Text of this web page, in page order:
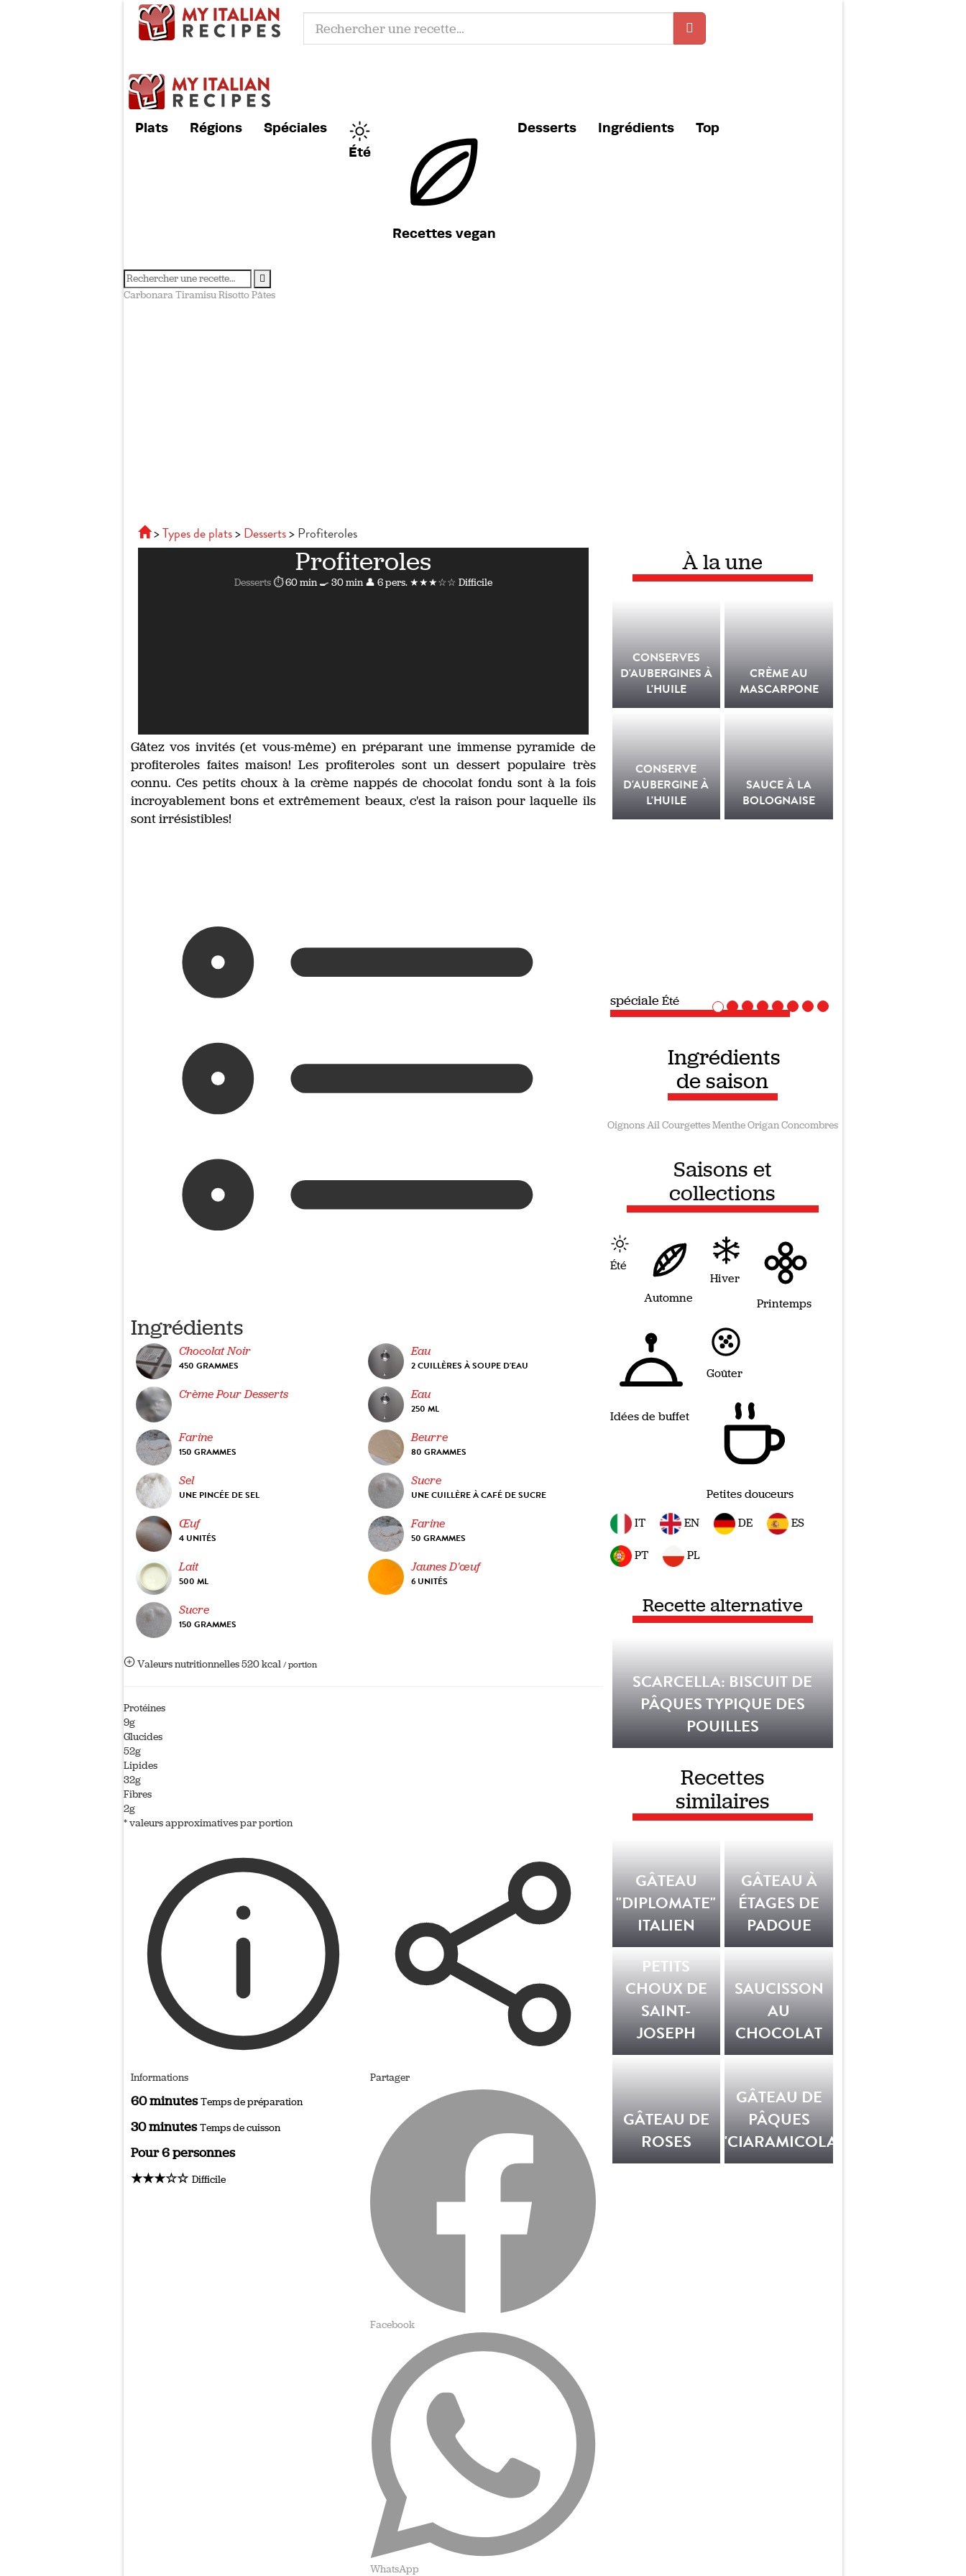
Plats Régions
Spéciales
Été
Recettes vegan
Desserts Ingrédients Top
CarbonaraTiramisuRisottoPâtes
Types de plats Desserts Profiteroles
Profiteroles
Desserts ⏱ 60 min🍳 30 min 👤 6 pers. ★★★☆☆ Difficile
Gâtez vos invités (et vous-même) en préparant une immense pyramide de
profiteroles faites maison! Les profiteroles sont un dessert populaire très
connu. Ces petits choux à la crème nappés de chocolat fondu sont à la fois
incroyablement bons et extrêmement beaux, c'est la raison pour laquelle ils
sont irrésistibles!
Ingrédients
Chocolat Noir
450 GRAMMES
Eau
2 CUILLÈRES À SOUPE D'EAU
Crème Pour Desserts Eau
250 ML
Farine
150 GRAMMES
Beurre
80 GRAMMES
Sel
UNE PINCÉE DE SEL
Sucre
UNE CUILLÈRE À CAFÉ DE SUCRE
Œuf
4 UNITÉS
Farine
50 GRAMMES
Lait
500 ML
Jaunes D'œuf
6 UNITÉS
Sucre
150 GRAMMES
Valeurs nutritionnelles520 kcal/ portion
Protéines
9g
Glucides
52g
Lipides
32g
Fibres
2g
* valeurs approximatives par portion
Informations
60 minutesTemps de préparation
30 minutesTemps de cuisson
Pour 6 personnes
★★★☆☆ Difficile
Partager
Facebook
WhatsApp
À la une
CONSERVES
D'AUBERGINES À
L'HUILE
CRÈME AU
MASCARPONE
CONSERVE
D'AUBERGINE À
L'HUILE
SAUCE À LA
BOLOGNAISE
spécialeRecettes vegan
Ingrédients
de saison
OignonsAilCourgettesMentheOriganConcombres
Saisons et
collections
Été
Automne
Hiver
Printemps
Idées de buffet
Goûter
Petites douceurs
IT
EN DE ES
PT PL
Recette alternative
SCARCELLA: BISCUIT DE
PÂQUES TYPIQUE DES
POUILLES
Recettes
similaires
GÂTEAU
"DIPLOMATE"
ITALIEN
GÂTEAU À
ÉTAGES DE
PADOUE
PETITS
CHOUX DE
SAINT-
JOSEPH
SAUCISSON
AU
CHOCOLAT
GÂTEAU DE
ROSES
GÂTEAU DE
PÂQUES
'CIARAMICOLA'